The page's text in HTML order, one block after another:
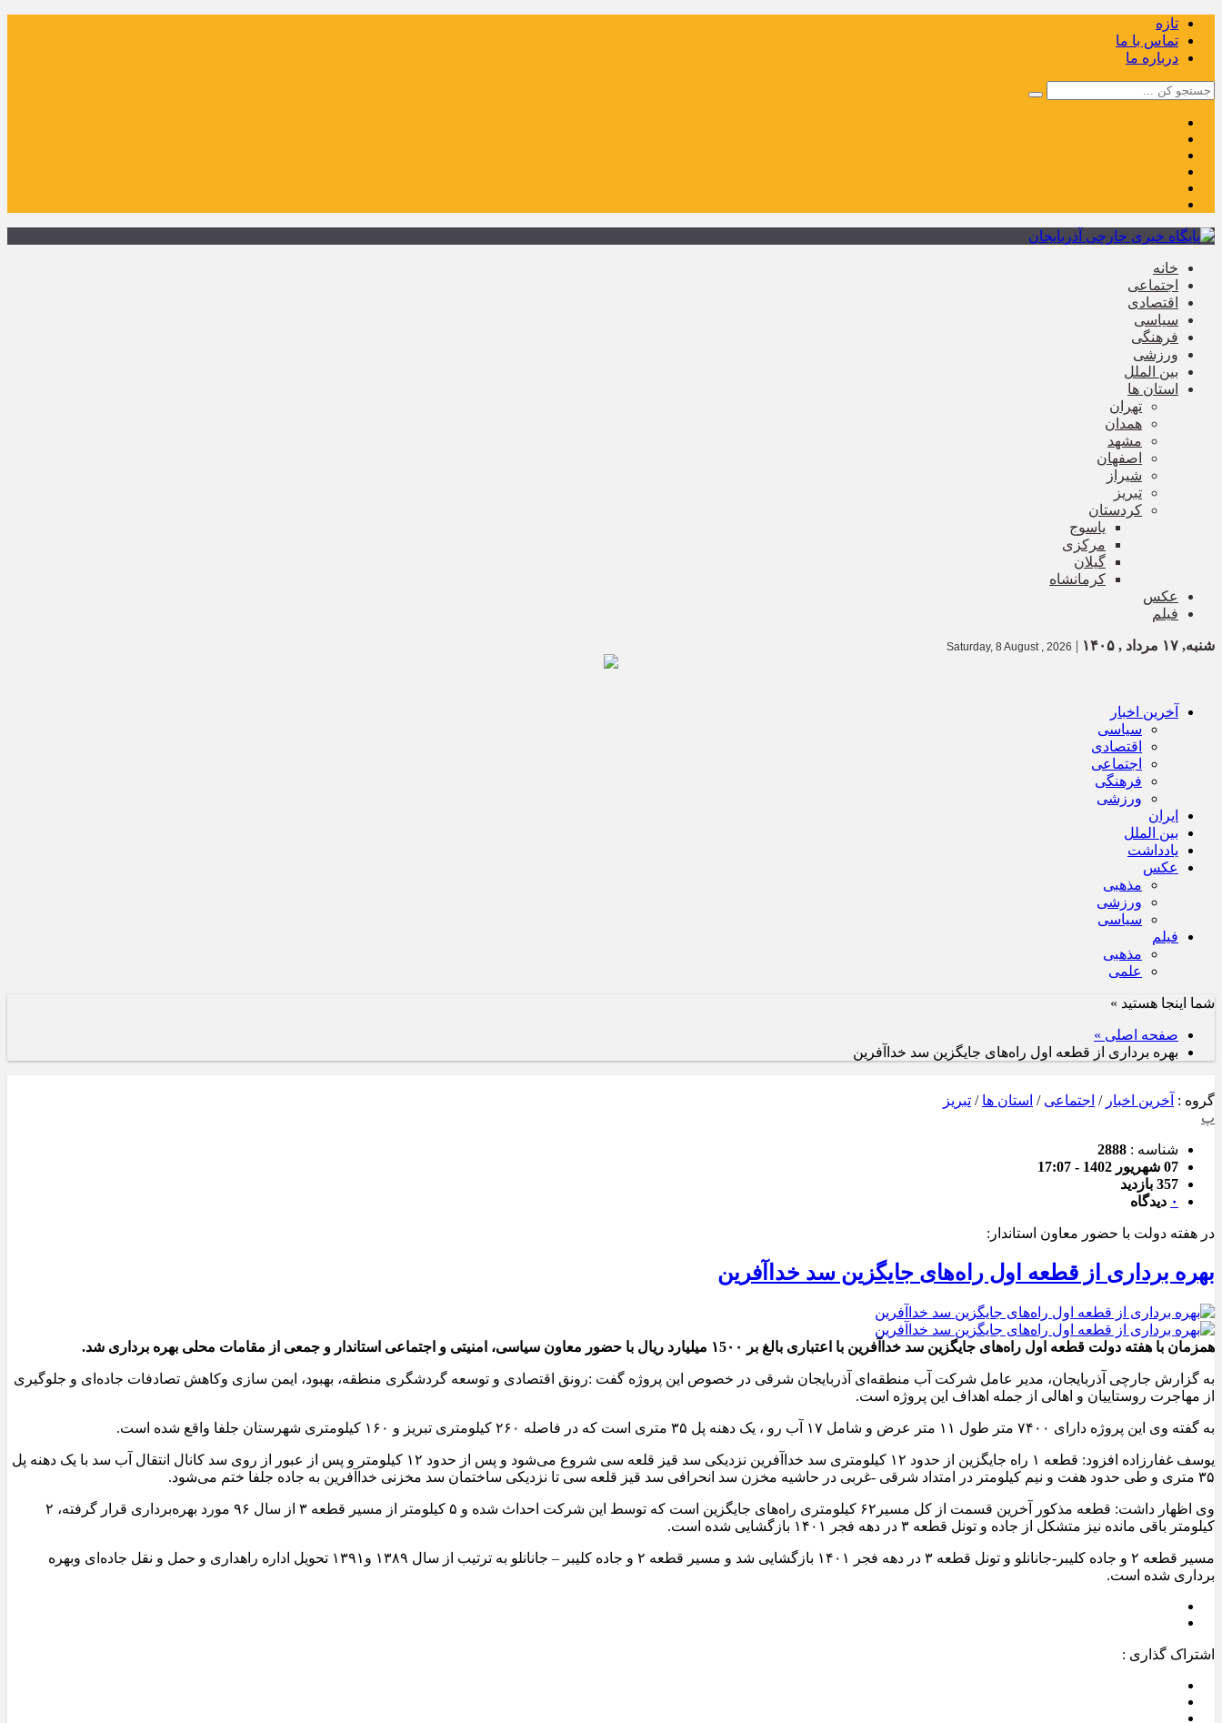
تازه
تماس با ما
درباره ما
خانه
اجتماعی
اقتصادی
سیاسی
فرهنگی
ورزشی
بین الملل
استان ها
تهران
همدان
مشهد
اصفهان
شیراز
تبریز
کردستان
یاسوج
مرکزی
گیلان
کرمانشاه
عکس
فیلم
شنبه, ۱۷ مرداد , ۱۴۰۵ |
Saturday, 8 August , 2026
آخرین اخبار
سیاسی
اقتصادی
اجتماعی
فرهنگی
ورزشی
ایران
بین الملل
یادداشت
عکس
مذهبی
ورزشی
سیاسی
فیلم
مذهبی
علمی
شما اینجا هستید »
صفحه اصلی »
بهره برداری از قطعه اول راه‌های جایگزین سد خداآفرین
گروه : آخرین اخبار / اجتماعی / استان ها / تبریز
پ
شناسه : 2888
07 شهریور 1402 - 17:07
357 بازدید
۰ دیدگاه
در هفته دولت با حضور معاون استاندار:
بهره برداری از قطعه اول راه‌های جایگزین سد خداآفرین
همزمان با هفته دولت قطعه اول راه‌های جایگزین سد خداآفرین با اعتباری بالغ بر ۱5۰۰ میلیارد ریال با حضور معاون سیاسی، امنیتی و اجتماعی استاندار و جمعی از مقامات محلی بهره برداری شد.
به گزارش جارچی آذربایجان، مدیر عامل شرکت آب منطقه‌ای آذربایجان شرقی در خصوص این پروژه گفت :رونق اقتصادی و توسعه گردشگری منطقه، بهبود، ایمن سازی وکاهش تصادفات جاده‌ای و جلوگیری
از مهاجرت روستاییان و اهالی از جمله اهداف این پروژه است.
به گفته وی این پروژه دارای ۷۴۰۰ متر طول ۱۱ متر عرض و شامل ۱۷ آب رو ، یک دهنه پل ۳۵ متری است که در فاصله ۲۶۰ کیلومتری تبریز و ۱۶۰ کیلومتری شهرستان جلفا واقع شده است.
یوسف غفارزاده افزود: قطعه ۱ راه جایگزین از حدود ۱۲ کیلومتری سد خداآفرین نزدیکی سد قیز قلعه سی شروع می‌شود و پس از حدود ۱۲ کیلومتر و پس از عبور از روی سد کانال انتقال آب سد با یک دهنه پل
۳۵ متری و طی حدود هفت و نیم کیلومتر در امتداد شرقی -غربی در حاشیه مخزن سد انحرافی سد قیز قلعه سی تا نزدیکی ساختمان سد مخزنی خداآفرین به جاده جلفا ختم می‌شود.
وی اظهار داشت: قطعه مذکور آخرین قسمت از کل مسیر۶۲ کیلومتری راه‌های جایگزین است که توسط این شرکت احداث شده و ۵ کیلومتر از مسیر قطعه ۳ از سال ۹۶ مورد بهره‌برداری قرار گرفته، ۲
کیلومتر باقی مانده نیز متشکل از جاده و تونل قطعه ۳ در دهه فجر ۱۴۰۱ بازگشایی شده است.
مسیر قطعه ۲ و جاده کلیبر-جانانلو و تونل قطعه ۳ در دهه فجر ۱۴۰۱ بازگشایی شد و مسیر قطعه ۲ و جاده کلیبر – جانانلو به ترتیب از سال ۱۳۸۹ و۱۳۹۱ تحویل اداره راهداری و حمل و نقل جاده‌ای وبهره
برداری شده است.
اشتراک گذاری :